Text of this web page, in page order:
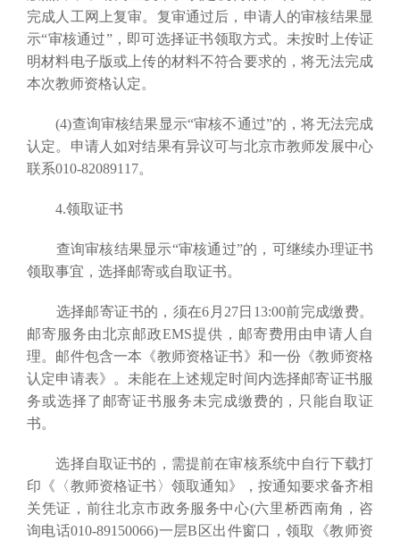
完成人工网上复审。复审通过后，申请人的审核结果显
示“审核通过”，即可选择证书领取方式。未按时上传证
明材料电子版或上传的材料不符合要求的，将无法完成
本次教师资格认定。
(4)查询审核结果显示“审核不通过”的，将无法完成
认定。申请人如对结果有异议可与北京市教师发展中心
联系010-82089117。
4.领取证书
查询审核结果显示“审核通过”的，可继续办理证书
领取事宜，选择邮寄或自取证书。
选择邮寄证书的，须在6月27日13:00前完成缴费。
邮寄服务由北京邮政EMS提供，邮寄费用由申请人自
理。邮件包含一本《教师资格证书》和一份《教师资格
认定申请表》。未能在上述规定时间内选择邮寄证书服
务或选择了邮寄证书服务未完成缴费的，只能自取证
书。
选择自取证书的，需提前在审核系统中自行下载打
印《〈教师资格证书〉领取通知》，按通知要求备齐相
关凭证，前往北京市政务服务中心(六里桥西南角，咨
询电话010-89150066)一层B区出件窗口，领取《教师资